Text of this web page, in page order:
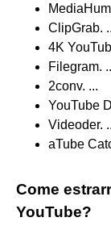
ClipGrab.
4K
Filegram.
2conv. ...
YouTube
Videoder.
aTube
Come
YouTube?